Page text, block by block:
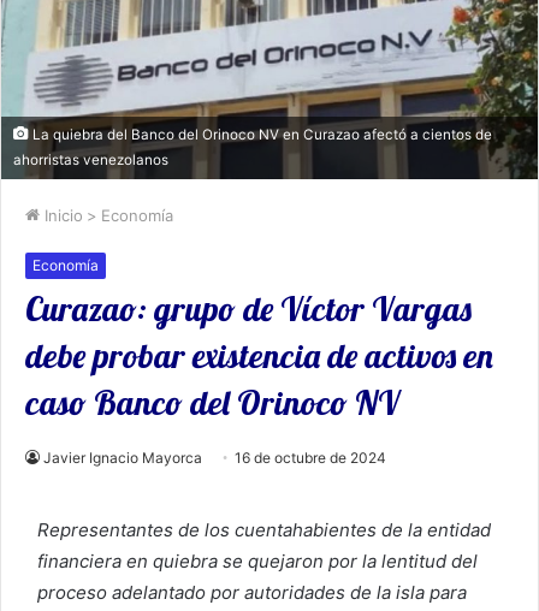
La quiebra del Banco del Orinoco NV en Curazao afectó a cientos de
ahorristas venezolanos
Inicio > Economía
Economía
Curazao: grupo de Víctor Vargas
debe probar existencia de activos en
caso Banco del Orinoco NV
Javier Ignacio Mayorca 16 de octubre de 2024
Representantes de los cuentahabientes de la entidad
financiera en quiebra se quejaron por la lentitud del
proceso adelantado por autoridades de la isla para